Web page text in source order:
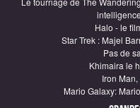
Halo - le
Star Trek : Majel
Pas de
Khimaira le
Iron
Mario Galaxy: